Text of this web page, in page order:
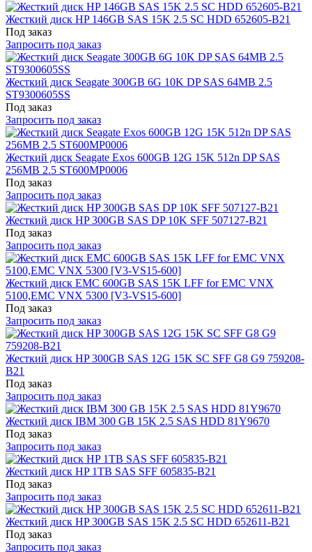
Жесткий диск HP 146GB SAS 15K 2.5 SC HDD 652605-B21
Под заказ
Запросить под заказ
Жесткий диск Seagate 300GB 6G 10K DP SAS 64MB 2.5
ST9300605SS
Под заказ
Запросить под заказ
Жесткий диск Seagate Exos 600GB 12G 15K 512n DP SAS
256MB 2.5 ST600MP0006
Под заказ
Запросить под заказ
Жесткий диск HP 300GB SAS DP 10K SFF 507127-B21
Под заказ
Запросить под заказ
Жесткий диск EMC 600GB SAS 15K LFF for EMC VNX
5100,EMC VNX 5300 [V3-VS15-600]
Под заказ
Запросить под заказ
Жесткий диск HP 300GB SAS 12G 15K SC SFF G8 G9 759208-
B21
Под заказ
Запросить под заказ
Жесткий диск IBM 300 GB 15K 2.5 SAS HDD 81Y9670
Под заказ
Запросить под заказ
Жесткий диск HP 1TB SAS SFF 605835-B21
Под заказ
Запросить под заказ
Жесткий диск HP 300GB SAS 15K 2.5 SC HDD 652611-B21
Под заказ
Запросить под заказ